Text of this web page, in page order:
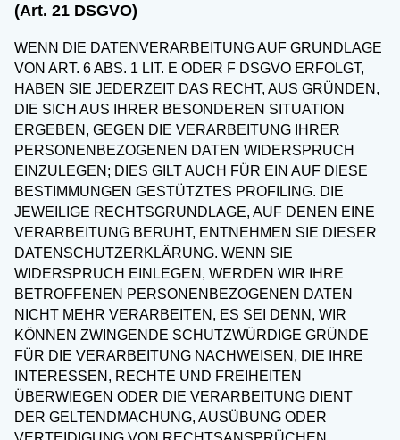
(Art. 21 DSGVO)
WENN DIE DATENVERARBEITUNG AUF GRUNDLAGE
VON ART. 6 ABS. 1 LIT. E ODER F DSGVO ERFOLGT,
HABEN SIE JEDERZEIT DAS RECHT, AUS GRÜNDEN,
DIE SICH AUS IHRER BESONDEREN SITUATION
ERGEBEN, GEGEN DIE VERARBEITUNG IHRER
PERSONENBEZOGENEN DATEN WIDERSPRUCH
EINZULEGEN; DIES GILT AUCH FÜR EIN AUF DIESE
BESTIMMUNGEN GESTÜTZTES PROFILING. DIE
JEWEILIGE RECHTSGRUNDLAGE, AUF DENEN EINE
VERARBEITUNG BERUHT, ENTNEHMEN SIE DIESER
DATENSCHUTZERKLÄRUNG. WENN SIE
WIDERSPRUCH EINLEGEN, WERDEN WIR IHRE
BETROFFENEN PERSONENBEZOGENEN DATEN
NICHT MEHR VERARBEITEN, ES SEI DENN, WIR
KÖNNEN ZWINGENDE SCHUTZWÜRDIGE GRÜNDE
FÜR DIE VERARBEITUNG NACHWEISEN, DIE IHRE
INTERESSEN, RECHTE UND FREIHEITEN
ÜBERWIEGEN ODER DIE VERARBEITUNG DIENT
DER GELTENDMACHUNG, AUSÜBUNG ODER